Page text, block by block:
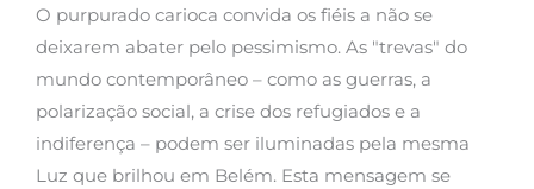
O purpurado carioca convida os fiéis a não se
deixarem abater pelo pessimismo. As "trevas" do
mundo contemporâneo – como as guerras, a
polarização social, a crise dos refugiados e a
indiferença – podem ser iluminadas pela mesma
Luz que brilhou em Belém. Esta mensagem se